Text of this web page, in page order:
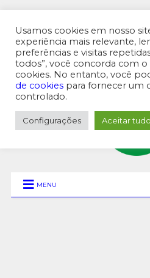
MENU SUPERIOR
MENU
Usamos cookies em nosso
experiência mais relevante,
preferências e visitas
todos”, você concorda com o
cookies. No entanto, você
de cookies para fornecer um
controlado.
Configurações Aceitar tudo